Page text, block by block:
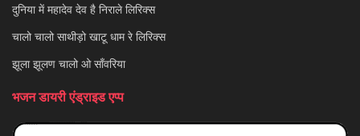
दुनिया में महादेव देव है निराले लिरिक्स
चालो चालो साथीड़ो खाटू धाम रे लिरिक्स
झूला झूलण चालो ओ साँवरिया
भजन डायरी एंड्राइड एप्प